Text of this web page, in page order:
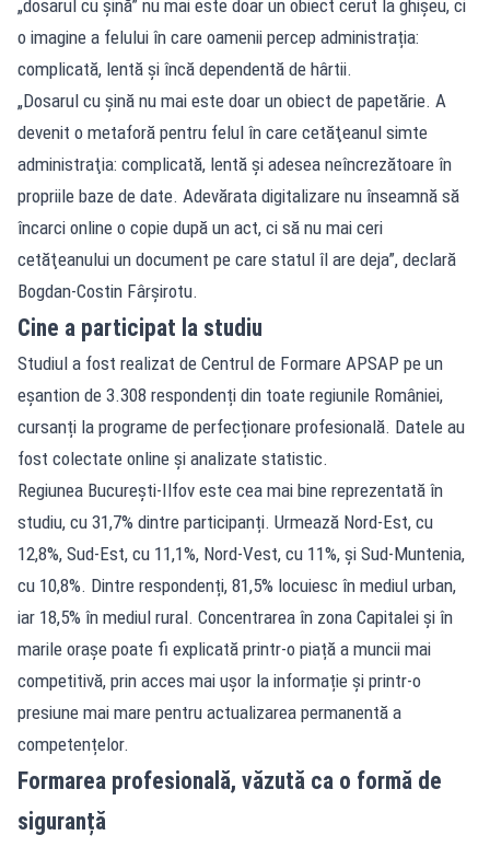
„dosarul cu șină” nu mai este doar un obiect cerut la ghișeu, ci
o imagine a felului în care oamenii percep administrația:
complicată, lentă și încă dependentă de hârtii.
„Dosarul cu şină nu mai este doar un obiect de papetărie. A
devenit o metaforă pentru felul în care cetăţeanul simte
administraţia: complicată, lentă şi adesea neîncrezătoare în
propriile baze de date. Adevărata digitalizare nu înseamnă să
încarci online o copie după un act, ci să nu mai ceri
cetăţeanului un document pe care statul îl are deja”, declară
Bogdan-Costin Fârşirotu.
Cine a participat la studiu
Studiul a fost realizat de Centrul de Formare APSAP pe un
eșantion de 3.308 respondenți din toate regiunile României,
cursanți la programe de perfecționare profesională. Datele au
fost colectate online și analizate statistic.
Regiunea București-Ilfov este cea mai bine reprezentată în
studiu, cu 31,7% dintre participanți. Urmează Nord-Est, cu
12,8%, Sud-Est, cu 11,1%, Nord-Vest, cu 11%, și Sud-Muntenia,
cu 10,8%. Dintre respondenți, 81,5% locuiesc în mediul urban,
iar 18,5% în mediul rural. Concentrarea în zona Capitalei și în
marile orașe poate fi explicată printr-o piață a muncii mai
competitivă, prin acces mai ușor la informație și printr-o
presiune mai mare pentru actualizarea permanentă a
competențelor.
Formarea profesională, văzută ca o formă de
siguranță